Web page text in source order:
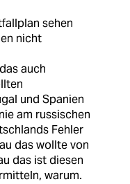
sehen
nicht
auch
und Spanien
am russischen
Fehler
das wollte von
das ist diesen
warum.